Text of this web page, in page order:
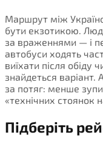
Маршрут між
бути екзотикою.
за враженнями — і
автобуси ходять
виїхати після обіду
знайдеться
за потяг: менше
«технічних стоянок
Підберіть